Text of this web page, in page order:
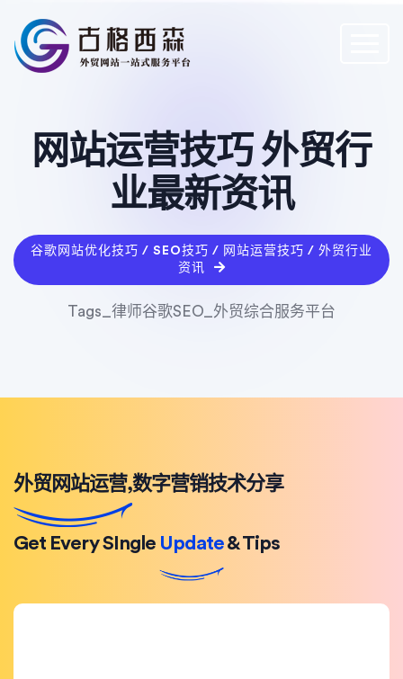
网站运营技巧 外贸行
业最新资讯
谷歌网站优化技巧 / SEO技巧 / 网站运营技巧 / 外贸行业
资讯
Tags_律师谷歌SEO_外贸综合服务平台
外贸网站运营,数字营销技术分享
Get Every SIngle Update& Tips